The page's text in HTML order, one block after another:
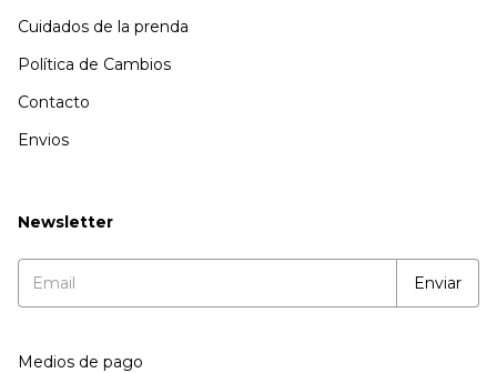
Cuidados de la prenda
Política de Cambios
Contacto
Envios
Newsletter
Medios de pago